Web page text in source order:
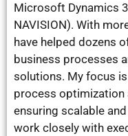
Microsoft Dynamics
NAVISION). With
have helped dozens
business processes
solutions. My focus
process optimization
ensuring scalable
work closely with